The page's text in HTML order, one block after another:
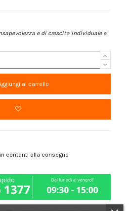
e di crescita individuale e
al carrello
contanti alla consegna